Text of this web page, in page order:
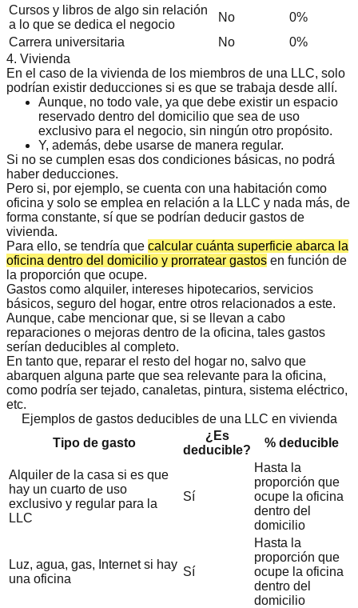
Cursos y libros de algo sin relación
a lo que se dedica el negocio
No
0%
Carrera universitaria
No 0%
4. Vivienda
En el caso de la vivienda de los miembros de una LLC, solo
podrían existir deducciones si es que se trabaja desde allí.
Aunque, no todo vale, ya que debe existir un espacio
reservado dentro del domicilio que sea de uso
exclusivo para el negocio, sin ningún otro propósito.
Y, además, debe usarse de manera regular.
Si no se cumplen esas dos condiciones básicas, no podrá
haber deducciones.
Pero si, por ejemplo, se cuenta con una habitación como
oficina y solo se emplea en relación a la LLC y nada más, de
forma constante, sí que se podrían deducir gastos de
vivienda.
Para ello, se tendría que calcular cuánta superficie abarca la
oficina dentro del domicilio y prorratear gastos en función de
la proporción que ocupe.
Gastos como alquiler, intereses hipotecarios, servicios
básicos, seguro del hogar, entre otros relacionados a este.
Aunque, cabe mencionar que, si se llevan a cabo
reparaciones o mejoras dentro de la oficina, tales gastos
serían deducibles al completo.
En tanto que, reparar el resto del hogar no, salvo que
abarquen alguna parte que sea relevante para la oficina,
como podría ser tejado, canaletas, pintura, sistema eléctrico,
etc.
Tipo de gasto
¿Es
deducible?
% deducible
Alquiler de la casa si es que
hay un cuarto de uso
exclusivo y regular para la
LLC
Sí
Hasta la
proporción que
ocupe la oficina
dentro del
domicilio
Luz, agua, gas, Internet si hay
una oficina
Sí
Hasta la
proporción que
ocupe la oficina
dentro del
domicilio
Ejemplos de gastos deducibles de una LLC en vivienda